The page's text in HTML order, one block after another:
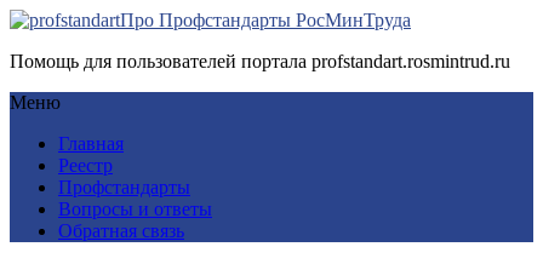
Про Профстандарты РосМинТруда
Помощь для пользователей портала profstandart.rosmintrud.ru
Меню
Главная
Реестр
Профстандарты
Вопросы и ответы
Обратная связь